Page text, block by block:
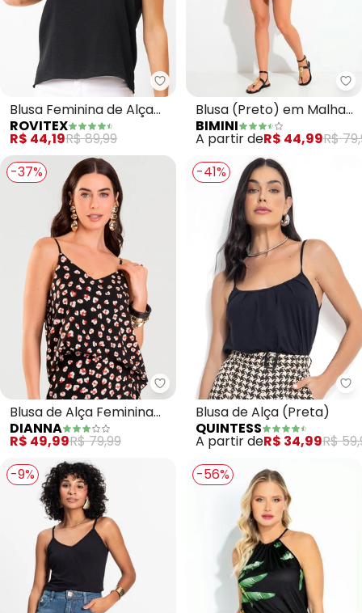
Rovitex - Blusa Feminina de
Blusa Feminina de Alça
em Air Flow Básica
(Preto)
ROVITEX
R$ 44,19R$ 89,99
Blusa (Preto) em Malha
Jacquard
BIMINI
A partir deR$ 44,99R$
-37%
Dianna - Blusa de Alça
Blusa de Alça Feminina
Estampada (Preto)
DIANNA
R$ 49,99R$ 79,99
-41%
Blusa de Alça (Preta)
QUINTESS
A partir deR$ 34,99R$
-9%
-56%